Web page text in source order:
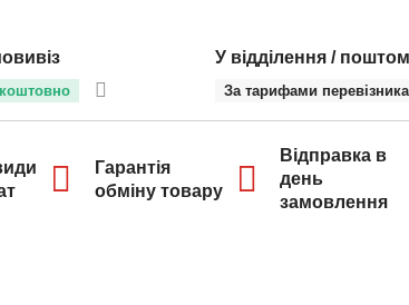
У відділення /
За тарифами перевізника
Гарантія
обміну товару
Відправка в
день
замовлення